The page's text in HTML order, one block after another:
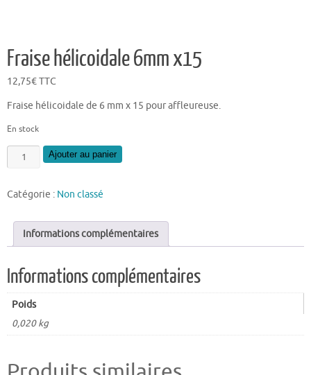
Fraise hélicoidale 6mm x15
12,75€TTC
Fraise hélicoidale de 6 mm x 15 pour affleureuse.
En stock
quantité
de
hélicoidale
Ajouter au panier
Catégorie : Non classé
Informations complémentaires
Informations complémentaires
Poids
0,020 kg